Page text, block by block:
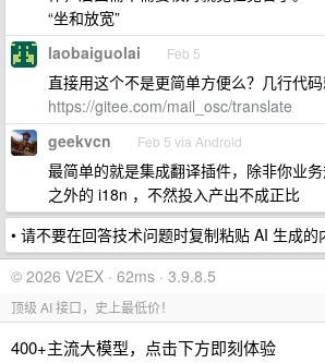
“坐和放宽”
laobaiguolai Feb 5
直接用这个不是更简单方便么？几行代码
https://gitee.com/mail_osc/translate
geekvcn Feb 5 via Android
最简单的就是集成翻译插件，除非你业
之外的 i18n ，不然投入产出不成正比
• 请不要在回答技术问题时复制粘贴 AI 生成的
© 2026 V2EX · 62ms · 3.9.8.5
顶级 AI 接口，史上最低价！
400+主流大模型，点击下方即刻体验